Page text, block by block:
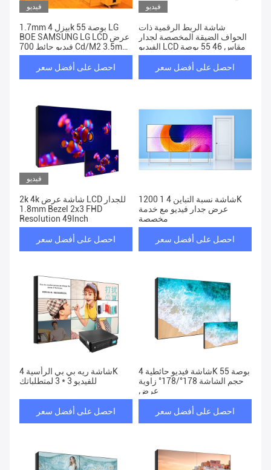
فيديو
1.7mm بيزل 4k 55 بوصة LG
BOE SAMSUNG LG LCD عرض
فيديو حائط 700 Cd/M2 3.5mm
0.88mm
احصل على أفضل سعر
فيديو
شاشة الربط الرقمية ذات
الحواف الضيقة المخصصة لجدار
الفيديو LCD مقاس 46 55 بوصة
احصل على أفضل سعر
فيديو
2k 4k شاشة عرض LCD للجدار
1.8mm Bezel 2x3 FHD
Resolution 49Inch
احصل على أفضل سعر
1200 1 شاشة نسبة التباين 4K
عرض جدار فيديو مع خدمة
مخصصة
احصل على أفضل سعر
شاشة ريه بي بي الرأسية 4K
للفيديو 3 * 3 لمتطلباتك
احصل على أفضل سعر
شاشة فيديو حائطية 4K 55 بوصة
حجم الشاشة 178°/178° زاوية
عرض
احصل على أفضل سعر